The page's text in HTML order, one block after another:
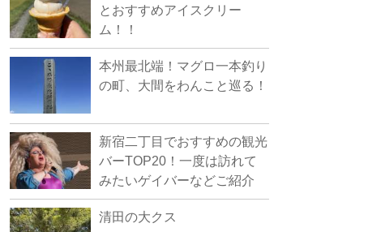
とおすすめアイスクリー
ム！！
本州最北端！マグロ一本釣り
の町、大間をわんこと巡る！
新宿二丁目でおすすめの観光
バーTOP20！一度は訪れて
みたいゲイバーなどご紹介
清田の大クス